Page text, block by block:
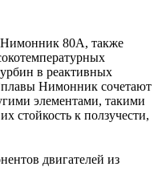
Нимонник 80A, также
в реактивных
Нимонник сочетают
элементами, такими
стойкость к ползучести,
двигателей из